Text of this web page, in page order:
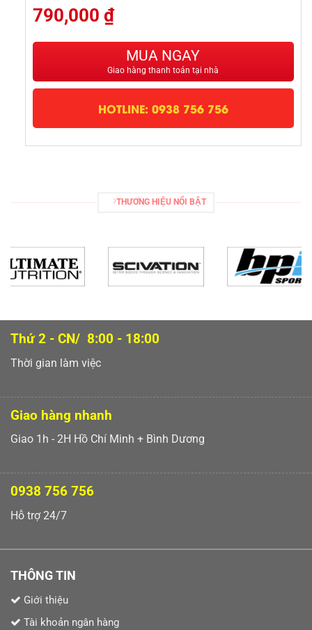
790,000 ₫
MUA NGAY
Giao hàng thanh toán tại nhà
HOTLINE: 0938 756 756
THƯƠNG HIỆU NỔI BẬT
Thứ 2 - CN/ 8:00 - 18:00
Thời gian làm việc
Giao hàng nhanh
Giao 1h - 2H Hồ Chí Minh + Bình Dương
0938 756 756
Hỗ trợ 24/7
THÔNG TIN
Giới thiệu
Tài khoản ngân hàng